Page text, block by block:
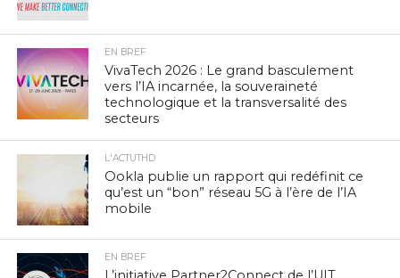
EN BREF
VivaTech 2026 : Le grand basculement
vers l’IA incarnée, la souveraineté
technologique et la transversalité des
secteurs
L'ACTUTHD
Ookla publie un rapport qui redéfinit ce
qu’est un “bon” réseau 5G à l’ère de l’IA
mobile
EN BREF